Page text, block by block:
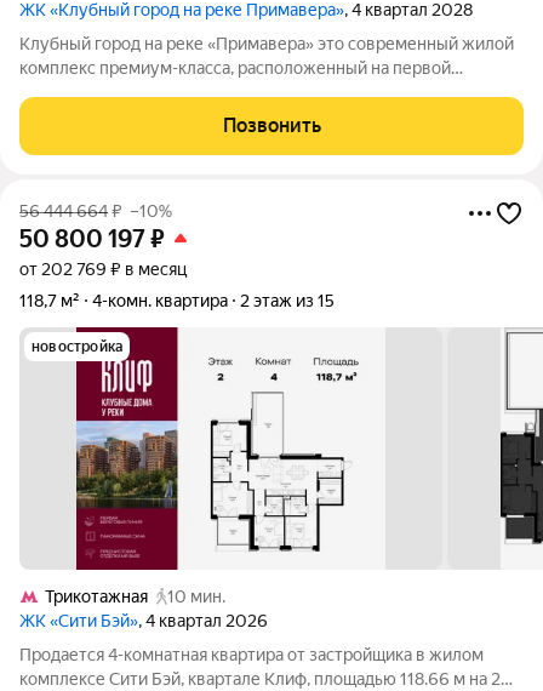
ЖК «Клубный город на реке Примавера», 4 квартал 2028
Клубный город на реке «Примавера» это современный жилой
комплекс премиум-класса, расположенный на первой
Покровское-Стрешнево. Под панорамными окнами квартир
находится собственный экопарк с
Позвонить
56 444 664₽ –10%
50 800 197₽
от 202 769 ₽ в месяц
118,7 м²
4-комн. квартира 2 этаж из 15
новостройка
Трикотажная
10 мин.
ЖК «Сити Бэй», 4 квартал 2026
Продается 4-комнатная квартира от застройщика в жилом
комплексе Сити Бэй, квартале Клиф, площадью 118.66 м на 2